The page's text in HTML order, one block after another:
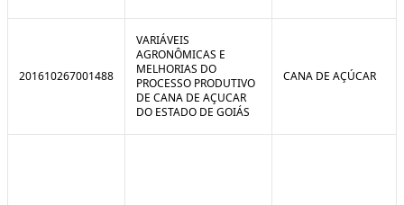
201610267001488
VARIÁVEIS
AGRONÔMICAS E
MELHORIAS DO
PROCESSO PRODUTIVO
DE CANA DE AÇUCAR
DO ESTADO DE GOIÁS
CANA DE AÇÚCAR